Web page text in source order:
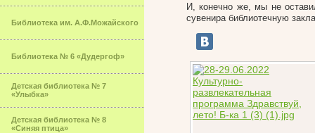
Библиотека им. А.Ф.Можайского
Библиотека № 6 «Дудергоф»
Детская библиотека № 7
«Улыбка»
Детская библиотека № 8
«Синяя птица»
И, конечно же, мы не
сувенира библиотечную